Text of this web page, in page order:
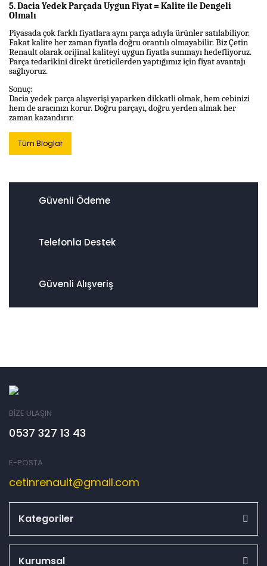
5. Dacia Yedek Parçada Uygun Fiyat = Kalite ile Dengeli
Olmalı
Piyasada çok farklı fiyatlara aynı parça adıyla ürünler satılabiliyor.
Fakat kalite her zaman fiyatla doğru orantılı olmayabilir. Biz Çetin
Renault olarak orijinal kaliteyi uygun fiyatla sunmayı hedefliyoruz.
Parça tedarikini direkt üreticilerden yaptığımız için fiyat avantajı
sağlıyoruz.
Sonuç:
Dacia yedek parça alışverişi yaparken dikkatli olmak, hem cebinizi
hem de aracınızı korur. Doğru parçayı, doğru yerden almak her
zaman kazandırır.
Tüm Bloglar
Güvenli Ödeme
Telefonla Destek
Güvenli Alışveriş
BİZE ULAŞIN
0537 327 13 43
E-POSTA
cetinrenault@gmail.com
Kategoriler
Kurumsal